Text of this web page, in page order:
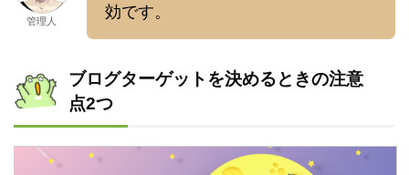
管理人
効です。
ブログターゲットを決めるときの注意
点2つ